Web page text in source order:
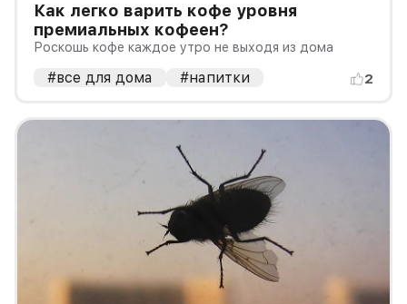
Как легко варить кофе уровня
премиальных кофеен?
Роскошь кофе каждое утро не выходя из дома
#все для дома #напитки 2